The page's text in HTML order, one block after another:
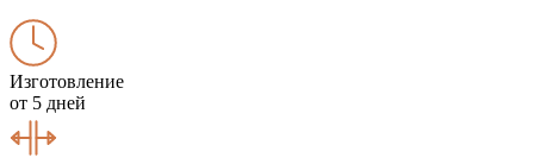
Изготовление
от 5 дней